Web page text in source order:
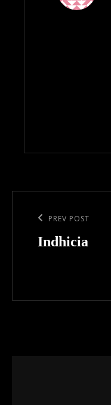
navigation
Previous
Post
PREV POST
Indhicia